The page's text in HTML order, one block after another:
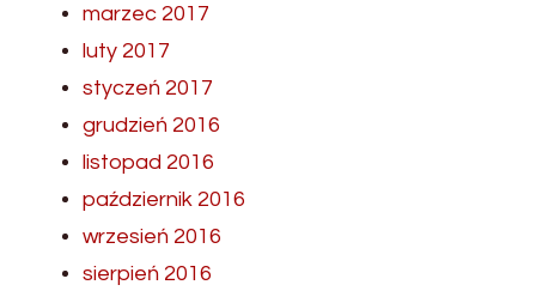
marzec 2017
luty 2017
styczeń 2017
grudzień 2016
listopad 2016
październik 2016
wrzesień 2016
sierpień 2016